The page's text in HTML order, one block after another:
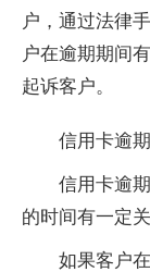
户，通过法律
户在逾期期间
起诉客户。
信用卡逾
信用卡逾
的时间有一定
如果客户